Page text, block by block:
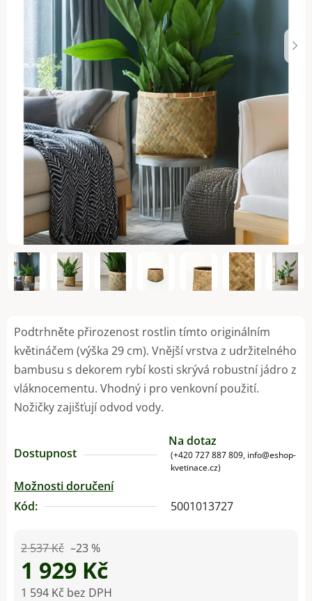
Podtrhněte přirozenost rostlin tímto originálním
květináčem (výška 29 cm). Vnější vrstva z udržitelného
bambusu s dekorem rybí kosti skrývá robustní jádro z
vláknocementu. Vhodný i pro venkovní použití.
Nožičky zajišťují odvod vody.
Dostupnost
Na dotaz
(+420 727 887 809, info@eshop-
kvetinace.cz)
Možnosti doručení
Kód:
5001013727
2 537 Kč –23 %
1 929 Kč
1 594 Kč bez DPH